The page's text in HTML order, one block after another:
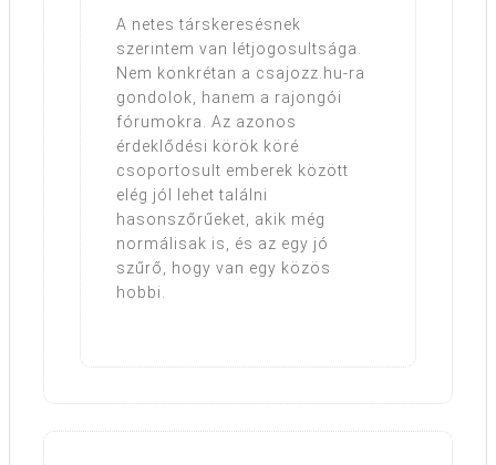
A netes társkeresésnek
szerintem van létjogosultsága.
Nem konkrétan a csajozz.hu-ra
gondolok, hanem a rajongói
fórumokra. Az azonos
érdeklődési körök köré
csoportosult emberek között
elég jól lehet találni
hasonszőrűeket, akik még
normálisak is, és az egy jó
szűrő, hogy van egy közös
hobbi.